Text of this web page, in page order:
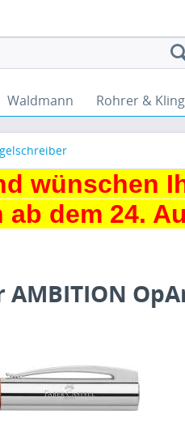
Waldmann Rohrer &
wünschen
dem 24.